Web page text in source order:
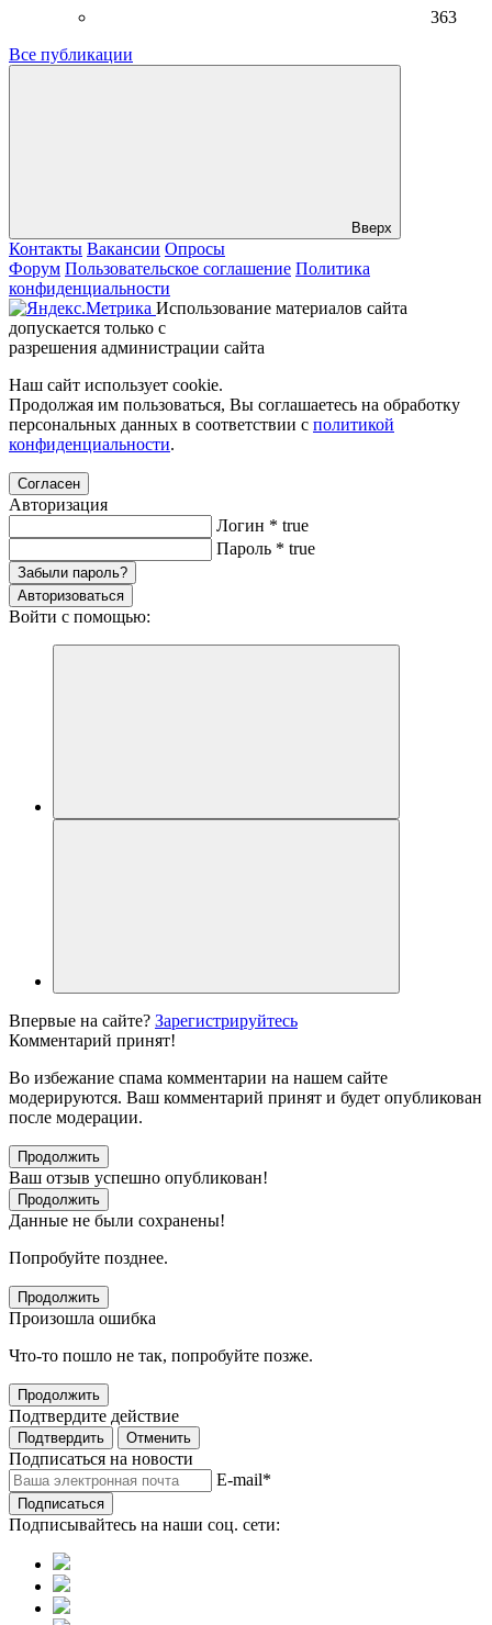
363
Все публикации
Вверх
Контакты Вакансии Опросы
Форум Пользовательское соглашение Политика
конфиденциальности
Использование материалов сайта
допускается только с
разрешения администрации сайта
Наш сайт использует cookie.
Продолжая им пользоваться, Вы соглашаетесь на обработку
персональных данных в соответствии с политикой
конфиденциальности.
Согласен
Авторизация
Логин * true
Пароль * true
Забыли пароль?
Авторизоваться
Войти с помощью:
Впервые на сайте? Зарегистрируйтесь
Комментарий принят!
Во избежание спама комментарии на нашем сайте
модерируются. Ваш комментарий принят и будет опубликован
после модерации.
Продолжить
Ваш отзыв успешно опубликован!
Продолжить
Данные не были сохранены!
Попробуйте позднее.
Продолжить
Произошла ошибка
Что-то пошло не так, попробуйте позже.
Продолжить
Подтвердите действие
Подтвердить Отменить
Подписаться на новости
E-mail*
Подписаться
Подписывайтесь на наши соц. сети: